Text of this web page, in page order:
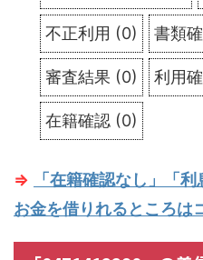
不正利用 (0) 書類
審査結果 (0) 利用
在籍確認 (0)
⇒
「在籍確認なし」「
お金を借りれるところは